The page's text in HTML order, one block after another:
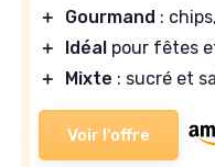
＋
Gourmand :
＋
Idéal pour fêtes
＋
Mixte : sucré et
Voir l'offre